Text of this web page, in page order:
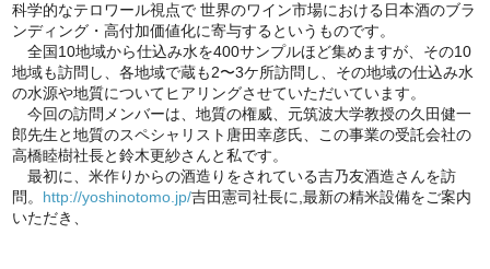
科学的なテロワール視点で 世界のワイン市場における日本酒のブラ
ンディング・高付加価値化に寄与するというものです。
全国10地域から仕込み水を400サンプルほど集めますが、その10
地域も訪問し、各地域で蔵も2〜3ケ所訪問し、その地域の仕込み水
の水源や地質についてヒアリングさせていただいています。
今回の訪問メンバーは、地質の権威、元筑波大学教授の久田健一
郎先生と地質のスペシャリスト唐田幸彦氏、この事業の受託会社の
高橋睦樹社長と鈴木更紗さんと私です。
最初に、米作りからの酒造りをされている吉乃友酒造さんを訪
問。 http://yoshinotomo.jp/吉田憲司社長に,最新の精米設備をご案内
いただき、